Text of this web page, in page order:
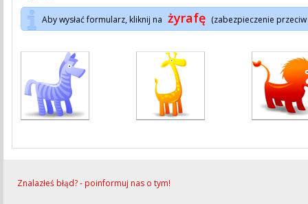
Aby wysłać formularz, kliknij na żyrafę (zabezpieczenie
Znalazłeś błąd? - poinformuj nas o tym!